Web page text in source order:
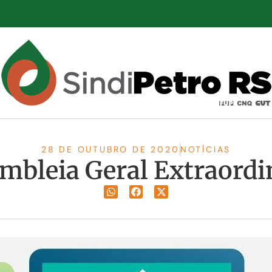
28 DE OUTUBRO DE 2020 NOTÍCIAS
Geral